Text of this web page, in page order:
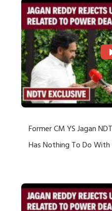
Former CM YS Jagan
Has Nothing To Do With